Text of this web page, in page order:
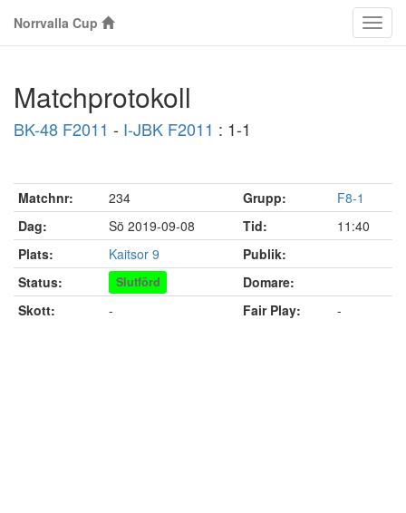
Norrvalla Cup
Matchprotokoll
BK-48 F2011 - I-JBK F2011 : 1-1
Matchnr: 234 Grupp:
F8-1
Dag:
Sö 2019-09-08 Tid:
11:40
Plats:
Kaitsor 9
Publik:
Status:
Slutförd
Domare:
Skott:
- Fair Play: -